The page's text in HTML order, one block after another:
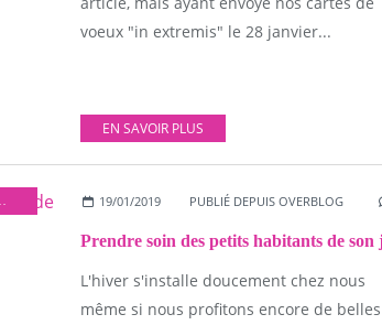
voeux "in extremis" le 28 janvier...
EN SAVOIR PLUS
ACTIVITÉS MANUELLES DIVERS
19/01/2019 PUBLIÉ DEPUIS OVERBLOG
L'hiver s'installe doucement chez nous
même si nous profitons encore de belles